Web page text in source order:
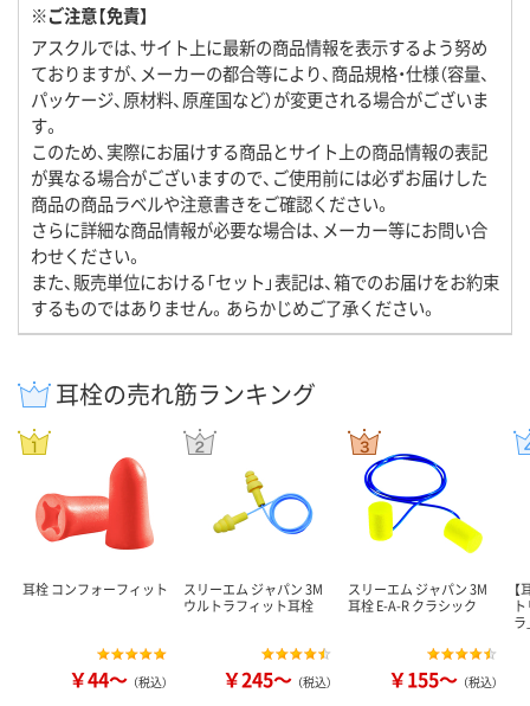
※ご注意【免責】
アスクルでは、サイト上に最新の商品情報を表示するよう努め
ておりますが、メーカーの都合等により、商品規格・仕様（容量、
パッケージ、原材料、原産国など）が変更される場合がございま
す。
このため、実際にお届けする商品とサイト上の商品情報の表記
が異なる場合がございますので、ご使用前には必ずお届けした
商品の商品ラベルや注意書きをご確認ください。
さらに詳細な商品情報が必要な場合は、メーカー等にお問い合
わせください。
また、販売単位における「セット」表記は、箱でのお届けをお約束
するものではありません。あらかじめご了承ください。
耳栓の売れ筋ランキング
耳栓 コンフォーフィット
￥44～ （税込）
スリーエム ジャパン 3M
ウルトラフィット耳栓
￥245～ （税込）
スリーエム ジャパン 3M
耳栓 E-A-R クラシック
￥155～ （税込）